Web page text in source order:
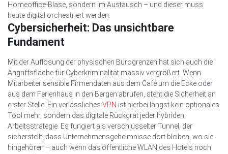
Homeoffice-Blase, sondern im Austausch – und dieser muss
heute digital orchestriert werden.
Cybersicherheit: Das unsichtbare
Fundament
Mit der Auflösung der physischen Bürogrenzen hat sich auch die
Angriffsfläche für Cyberkriminalität massiv vergrößert. Wenn
Mitarbeiter sensible Firmendaten aus dem Café um die Ecke oder
aus dem Ferienhaus in den Bergen abrufen, steht die Sicherheit an
erster Stelle. Ein verlässliches VPN ist hierbei längst kein optionales
Tool mehr, sondern das digitale Rückgrat jeder hybriden
Arbeitsstrategie. Es fungiert als verschlüsselter Tunnel, der
sicherstellt, dass Unternehmensgeheimnisse dort bleiben, wo sie
hingehören – auch wenn das öffentliche WLAN des Hotels noch